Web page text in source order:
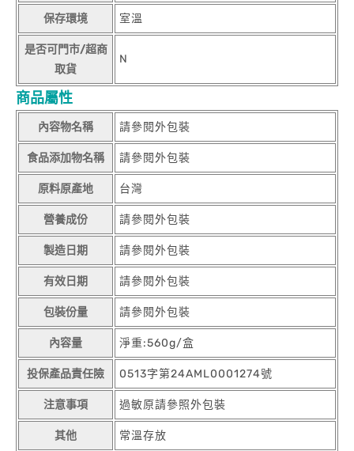
保存環境 室溫
是否可門市/超商
取貨
N
商品屬性
內容物名稱 請參閱外包裝
食品添加物名稱 請參閱外包裝
原料原產地 台灣
營養成份 請參閱外包裝
製造日期 請參閱外包裝
有效日期 請參閱外包裝
包裝份量 請參閱外包裝
內容量 淨重:560g/盒
投保產品責任險 0513字第24AML0001274號
注意事項 過敏原請參照外包裝
其他 常溫存放